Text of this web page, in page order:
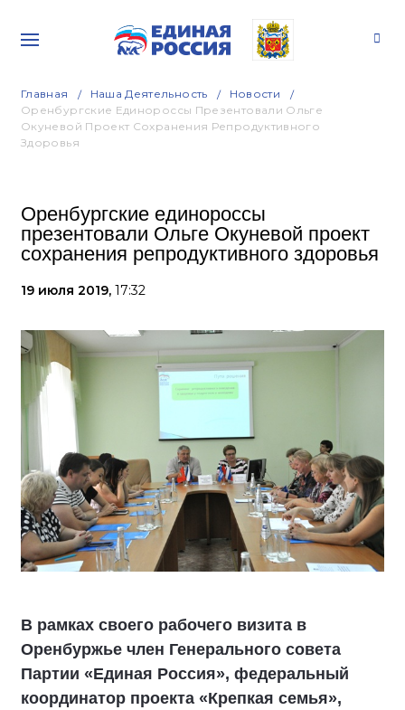
Главная Наша Деятельность
Новости
Оренбургские Единороссы Презентовали Ольге
Окуневой Проект Сохранения Репродуктивного
Здоровья
Оренбургские единороссы
презентовали Ольге Окуневой проект
сохранения репродуктивного здоровья
19 июля 2019, 17:32
В рамках своего рабочего визита в
Оренбуржье член Генерального совета
Партии «Единая Россия», федеральный
координатор проекта «Крепкая семья»,